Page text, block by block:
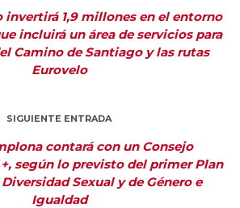
1,9 millones en el entorno
incluirá un área de servicios para
Camino de Santiago y las rutas
Eurovelo
SIGUIENTE ENTRADA
contará con un Consejo
según lo previsto del primer Plan
Sexual y de Género e
Igualdad